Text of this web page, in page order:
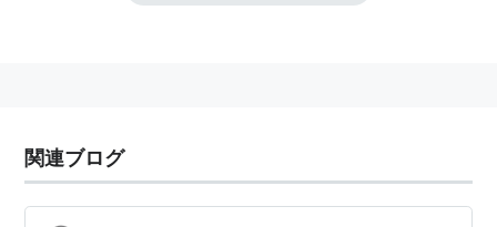
関連ブログ